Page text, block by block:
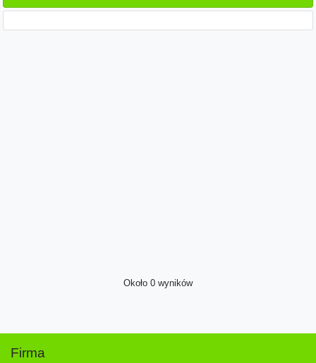
Około 0 wyników
Firma